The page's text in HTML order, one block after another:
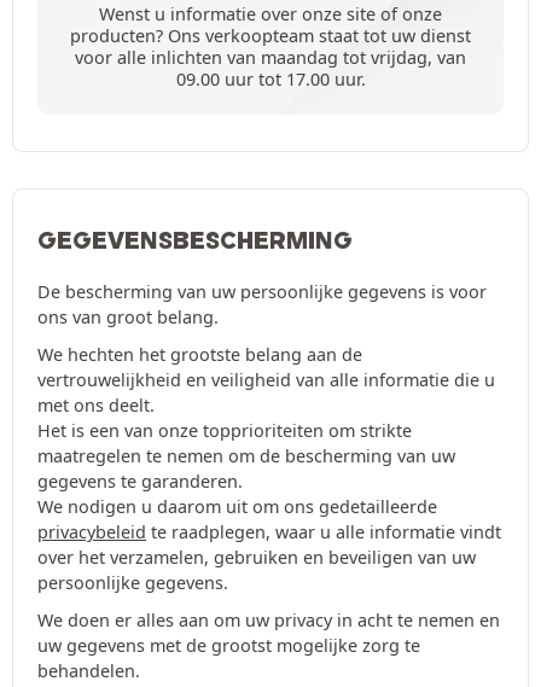
Wenst u informatie over onze site of onze
producten? Ons verkoopteam staat tot uw dienst
voor alle inlichten van maandag tot vrijdag, van
09.00 uur tot 17.00 uur.
GEGEVENSBESCHERMING
De bescherming van uw persoonlijke gegevens is voor
ons van groot belang.
We hechten het grootste belang aan de
vertrouwelijkheid en veiligheid van alle informatie die u
met ons deelt.
Het is een van onze topprioriteiten om strikte
maatregelen te nemen om de bescherming van uw
gegevens te garanderen.
We nodigen u daarom uit om ons gedetailleerde
privacybeleid te raadplegen, waar u alle informatie vindt
over het verzamelen, gebruiken en beveiligen van uw
persoonlijke gegevens.
We doen er alles aan om uw privacy in acht te nemen en
uw gegevens met de grootst mogelijke zorg te
behandelen.